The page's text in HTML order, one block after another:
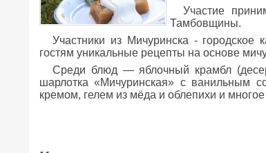
Участие
Тамбовщины.
Участники из Мичуринска -
гостям уникальные рецепты на основе
Среди блюд — яблочный крамбл
шарлотка «Мичуринская» с ванильным
кремом, гелем из мёда и облепихи и многое